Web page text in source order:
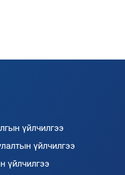
үйлчилгээ
үйлчилгээ
үйлчилгээ